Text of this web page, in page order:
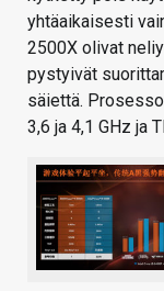
yhtäaikaisesti
2500X olivat
pystyivät
säiettä.
3,6 ja 4,1 GHz ja